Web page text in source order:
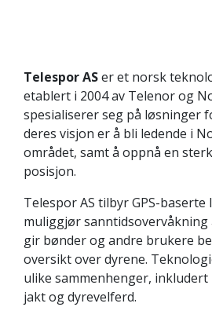
Telespor ASer et norsk
etablert i 2004 av Telenor og
spesialiserer seg på løsninger
deres visjon er å bli ledende i
området, samt å oppnå en
posisjon.
Telespor AS tilbyr GPS-
muliggjør sanntidsovervåkning
gir bønder og andre brukere
oversikt over dyrene.
ulike sammenhenger,
jakt og dyrevelferd.